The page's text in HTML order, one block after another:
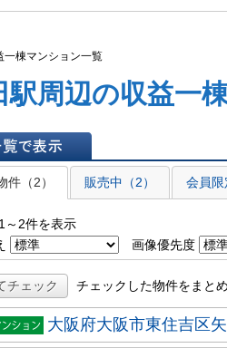
一棟マンション一覧
駅周辺の収益一
示
件（2）
販売中（2） 会員限
～2件を表示
画像優先度
チェック チェックした物件をまと
マン
大阪府大阪市東住吉区矢